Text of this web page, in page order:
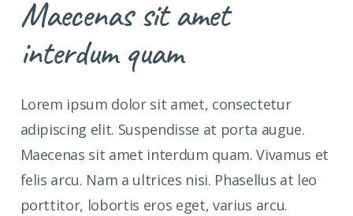
Maecenas sit amet
interdum quam
Lorem ipsum dolor sit amet, consectetur
adipiscing elit. Suspendisse at porta augue.
Maecenas sit amet interdum quam. Vivamus et
felis arcu. Nam a ultrices nisi. Phasellus at leo
porttitor, lobortis eros eget, varius arcu.